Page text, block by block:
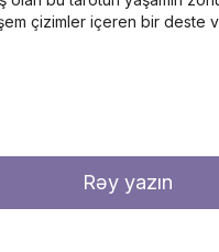
çizimler içeren bir deste
Rəy yazın